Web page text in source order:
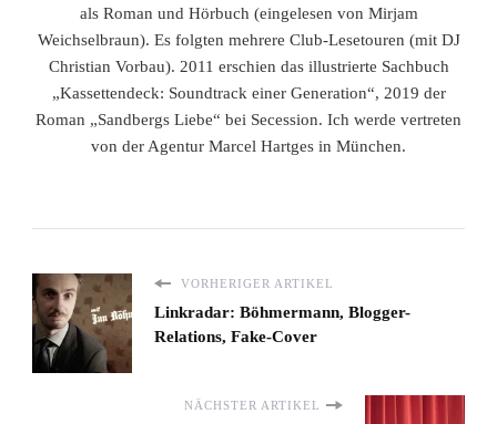
als Roman und Hörbuch (eingelesen von Mirjam
Weichselbraun). Es folgten mehrere Club-Lesetouren (mit DJ
Christian Vorbau). 2011 erschien das illustrierte Sachbuch
„Kassettendeck: Soundtrack einer Generation“, 2019 der
Roman „Sandbergs Liebe“ bei Secession. Ich werde vertreten
von der Agentur Marcel Hartges in München.
VORHERIGER ARTIKEL
Linkradar: Böhmermann, Blogger-
Relations, Fake-Cover
NÄCHSTER ARTIKEL